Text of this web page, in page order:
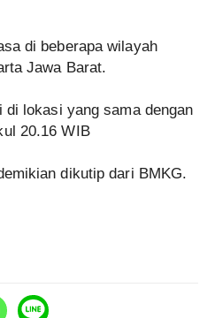
di beberapa wilayah
Jawa Barat.
lokasi yang sama dengan
20.16 WIB
dikutip dari BMKG.